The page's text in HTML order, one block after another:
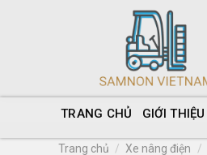
TRANG CHỦ GIỚI THIỆU
Trang chủ / Xe nâng điện /